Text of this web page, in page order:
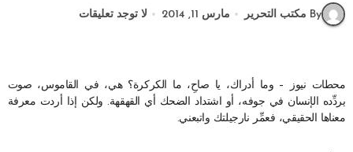
By مكتب التحرير مارس 11, 2014 لا توجد تعليقات
محطات نيوز – وما أدراك، يا صاحِ، ما الكركرة؟ هي، في القاموس، صوت
يردِّده الإنسان في جوفه، أو اشتداد الضحك أي القهقهة. ولكن إذا أردت معرفة
معناها الحقيقي، فعمِّر نارجيلتك واتبعني.